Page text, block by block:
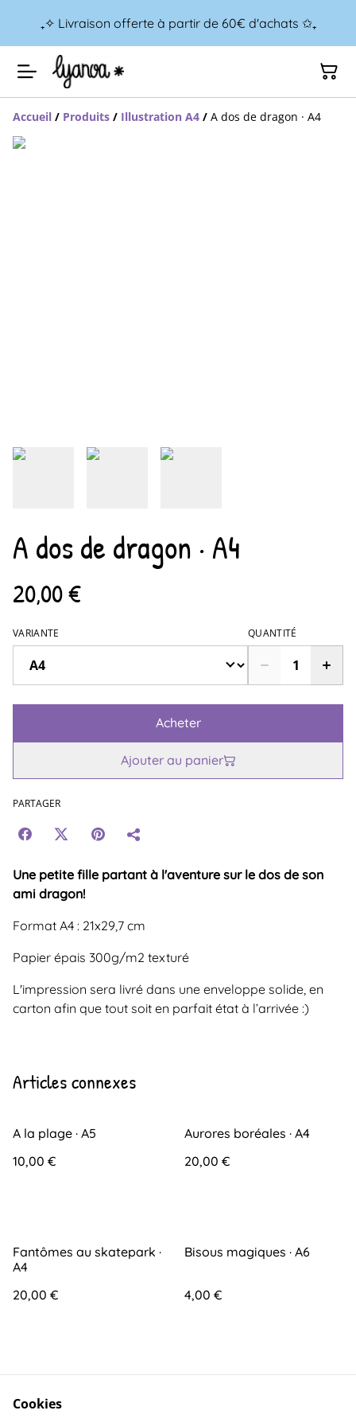
₊✧ Livraison offerte à partir de 60€ d'achats ✩₊
Accueil / Produits / Illustration A4 / A dos de dragon · A4
A dos de dragon · A4
20,00 €
VARIANTE QUANTITÉ
Acheter
Ajouter au panier
PARTAGER
Une petite fille partant à l'aventure sur le dos de son
ami dragon!
Format A4 : 21x29,7 cm
Papier épais 300g/m2 texturé
L'impression sera livré dans une enveloppe solide, en
carton afin que tout soit en parfait état à l’arrivée :)
Articles connexes
A la plage · A5
10,00 €
Aurores boréales · A4
20,00 €
Fantômes au skatepark ·
A4
20,00 €
Bisous magiques · A6
4,00 €
Cookies